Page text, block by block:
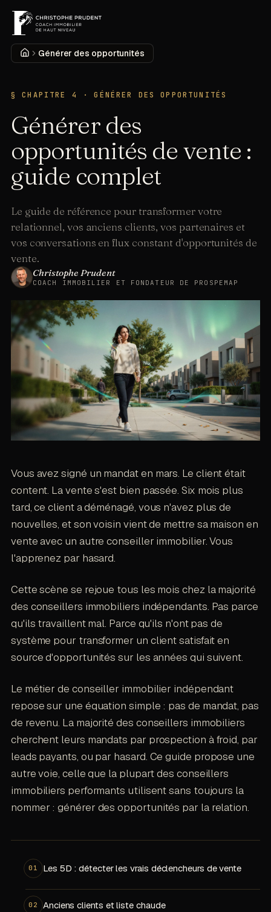
MENU
DÉCOUVRIR
SUR CETTE PAGE
© 2026· SASU MOMENTUM PULSE
Accueil
Générer des opportunités
§ CHAPITRE 4 ·GÉNÉRER DES OPPORTUNITÉS
Générer des
opportunités de vente :
guide complet
Le guide de référence pour transformer votre
relationnel, vos anciens clients, vos partenaires et
vos conversations en flux constant d'opportunités de
vente.
Christophe Prudent
COACH IMMOBILIER ET FONDATEUR DE PROSPEMAP
Vous avez signé un mandat en mars. Le client était
content. La vente s'est bien passée. Six mois plus
tard, ce client a déménagé, vous n'avez plus de
nouvelles, et son voisin vient de mettre sa maison en
vente avec un autre conseiller immobilier. Vous
l'apprenez par hasard.
Cette scène se rejoue tous les mois chez la majorité
des conseillers immobiliers indépendants. Pas parce
qu'ils travaillent mal. Parce qu'ils n'ont pas de
système pour transformer un client satisfait en
source d'opportunités sur les années qui suivent.
Le métier de conseiller immobilier indépendant
repose sur une équation simple : pas de mandat, pas
de revenu. La majorité des conseillers immobiliers
cherchent leurs mandats par prospection à froid, par
leads payants, ou par hasard. Ce guide propose une
autre voie, celle que la plupart des conseillers
immobiliers performants utilisent sans toujours la
nommer : générer des opportunités par la relation.
01 Les 5D : détecter les vrais déclencheurs de vente
02 Anciens clients et liste chaude